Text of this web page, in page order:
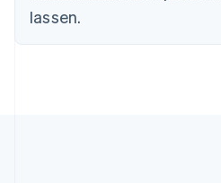
lassen.Frankreich
FrançaisEnglish